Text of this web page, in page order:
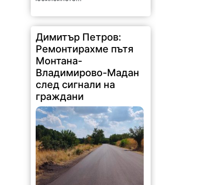
Димитър Петров:
Ремонтирахме пътя
Монтана-
Владимирово-Мадан
след сигнали на
граждани